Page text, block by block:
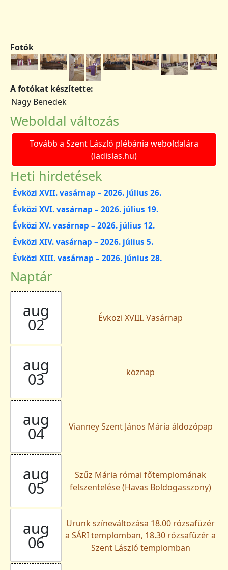
Fotók
A fotókat készítette:
Nagy Benedek
Weboldal változás
Tovább a Szent László plébánia weboldalára
(ladislas.hu)
Heti hirdetések
Évközi XVII. vasárnap – 2026. július 26.
Évközi XVI. vasárnap – 2026. július 19.
Évközi XV. vasárnap – 2026. július 12.
Évközi XIV. vasárnap – 2026. július 5.
Évközi XIII. vasárnap – 2026. június 28.
Naptár
aug
02 Évközi XVIII. Vasárnap
aug
03 köznap
aug
04 Vianney Szent János Mária áldozópap
aug
05
Szűz Mária római főtemplomának
felszentelése (Havas Boldogasszony)
aug
06
Urunk színeváltozása 18.00 rózsafüzér
a SÁRI templomban, 18.30 rózsafüzér a
Szent László templomban